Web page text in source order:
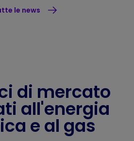
le news
di mercato
all'energia
e al gas